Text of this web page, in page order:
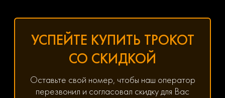
УСПЕЙТЕ КУПИТЬ ТРОКОТ
СО СКИДКОЙ
Оставьте свой номер, чтобы наш оператор
перезвонил и согласовал скидку для Вас